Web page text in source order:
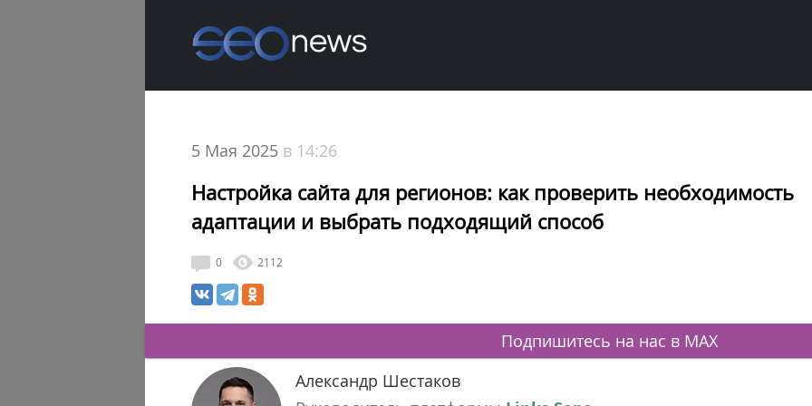
5 Мая 2025 в 14:26
Настройка сайта для регионов: как проверить необходимость
адаптации и выбрать подходящий способ
0 2112
Подпишитесь на нас в MAX
Александр Шестаков